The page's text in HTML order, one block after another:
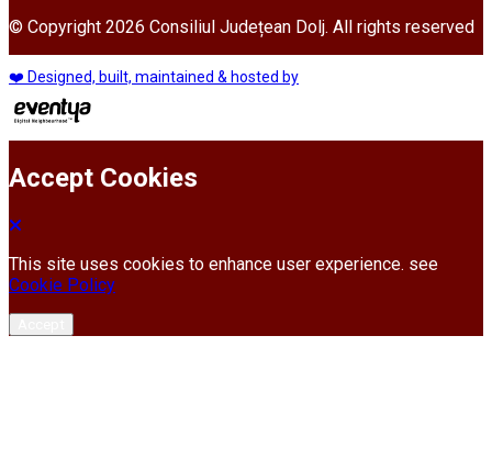
© Copyright 2026 Consiliul Județean Dolj. All rights reserved
❤️ Designed, built, maintained & hosted by
Accept Cookies
This site uses cookies to enhance user experience. see
Cookie Policy